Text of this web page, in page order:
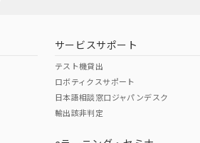
サービスサポート
テスト機貸出
ロボティクスサポート
日本語相談窓口ジャパンデスク
輸出該非判定